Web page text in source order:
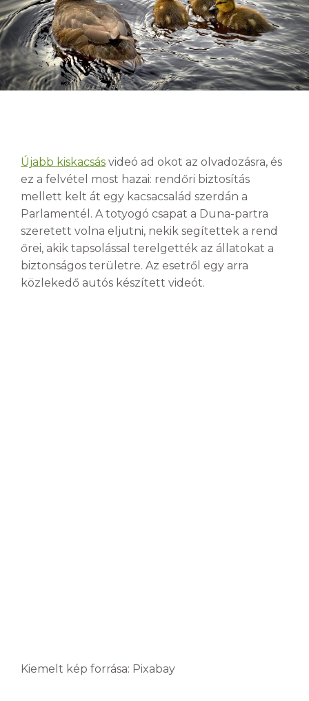
Újabb kiskacsás videó ad okot az olvadozásra, és
ez a felvétel most hazai: rendőri biztosítás
mellett kelt át egy kacsacsalád szerdán a
Parlamentél. A totyogó csapat a Duna-partra
szeretett volna eljutni, nekik segítettek a rend
őrei, akik tapsolással terelgették az állatokat a
biztonságos területre. Az esetről egy arra
közlekedő autós készített videót.
Kiemelt kép forrása: Pixabay